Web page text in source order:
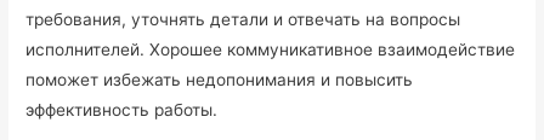
требования, уточнять детали и отвечать на вопросы
исполнителей. Хорошее коммуникативное взаимодействие
поможет избежать недопонимания и повысить
эффективность работы.